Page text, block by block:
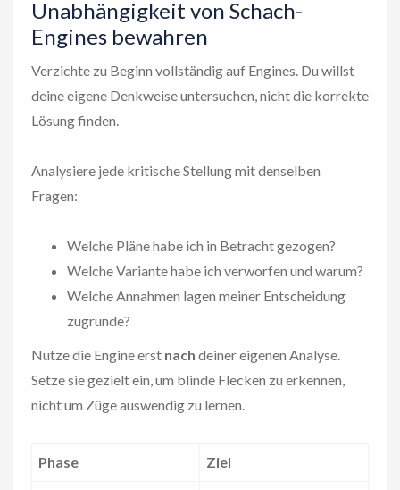
Unabhängigkeit von Schach-
Engines bewahren
Verzichte zu Beginn vollständig auf Engines. Du willst
deine eigene Denkweise untersuchen, nicht die korrekte
Lösung finden.
Analysiere jede kritische Stellung mit denselben
Fragen:
Welche Pläne habe ich in Betracht gezogen?
Welche Variante habe ich verworfen und warum?
Welche Annahmen lagen meiner Entscheidung
zugrunde?
Nutze die Engine erst nach deiner eigenen Analyse.
Setze sie gezielt ein, um blinde Flecken zu erkennen,
nicht um Züge auswendig zu lernen.
Phase Ziel